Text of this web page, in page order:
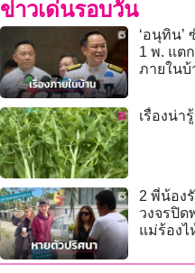
ข่าวเด่นรอบวัน
‘อนุทิน’
1 พ. แต
ภายในบ้
เรื่องน่า
2 พี่น้อง
วงจรปิด
แม่ร้อง